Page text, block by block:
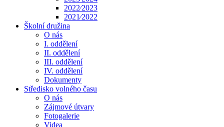
2022⁄2023
2021⁄2022
Školní družina
O nás
I. oddělení
II. oddělení
III. oddělení
IV. oddělení
Dokumenty
Středisko volného času
O nás
Zájmové útvary
Fotogalerie
Videa